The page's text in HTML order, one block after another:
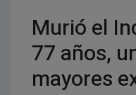
Murió el
77 años,
mayores